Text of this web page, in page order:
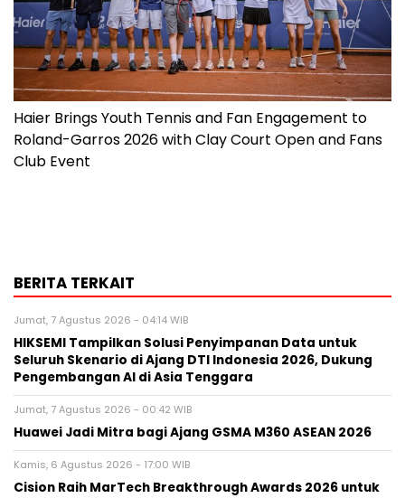
Haier Brings Youth Tennis and Fan Engagement to
Roland-Garros 2026 with Clay Court Open and Fans
Club Event
BERITA TERKAIT
Jumat, 7 Agustus 2026 - 04:14 WIB
HIKSEMI Tampilkan Solusi Penyimpanan Data untuk
Seluruh Skenario di Ajang DTI Indonesia 2026, Dukung
Pengembangan AI di Asia Tenggara
Jumat, 7 Agustus 2026 - 00:42 WIB
Huawei Jadi Mitra bagi Ajang GSMA M360 ASEAN 2026
Kamis, 6 Agustus 2026 - 17:00 WIB
Cision Raih MarTech Breakthrough Awards 2026 untuk